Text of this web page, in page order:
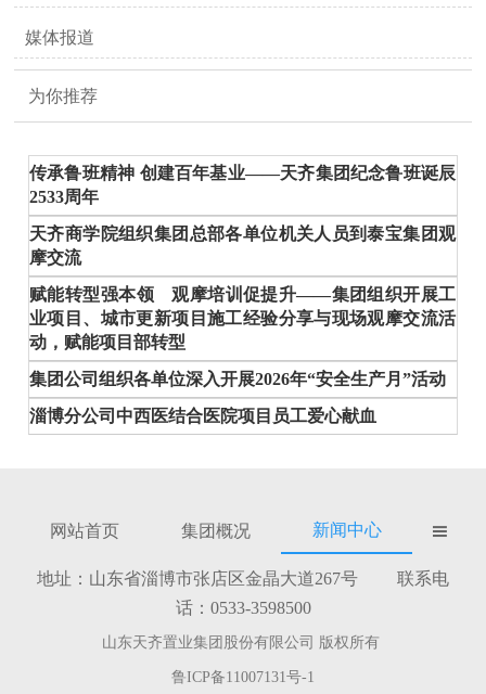
媒体报道
为你推荐
传承鲁班精神 创建百年基业——天齐集团纪念鲁班诞辰
2533周年
天齐商学院组织集团总部各单位机关人员到泰宝集团观
摩交流
赋能转型强本领 观摩培训促提升——集团组织开展工
业项目、城市更新项目施工经验分享与现场观摩交流活
动，赋能项目部转型
集团公司组织各单位深入开展2026年“安全生产月”活动
淄博分公司中西医结合医院项目员工爱心献血
网站首页 集团概况 新闻中心 
地址：山东省淄博市张店区金晶大道267号 联系电
话：0533-3598500
山东天齐置业集团股份有限公司 版权所有
鲁ICP备11007131号-1